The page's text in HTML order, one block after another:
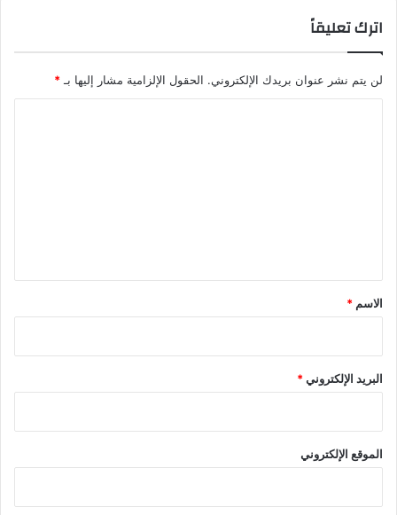
اترك تعليقاً
لن يتم نشر عنوان بريدك الإلكتروني. الحقول الإلزامية مشار إليها بـ *
*
الاسم *
البريد الإلكتروني*
الموقع الإلكتروني